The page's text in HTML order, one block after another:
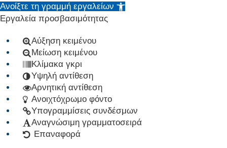
Ανοίξτε τη γραμμή εργαλείων
Εργαλεία προσβασιμότητας
Αύξηση κειμένου
Μείωση κειμένου
Κλίμακα γκρι
Υψηλή αντίθεση
Αρνητική αντίθεση
Ανοιχτόχρωμο φόντο
Υπογραμμίσεις συνδέσμων
Αναγνώσιμη γραμματοσειρά
Επαναφορά